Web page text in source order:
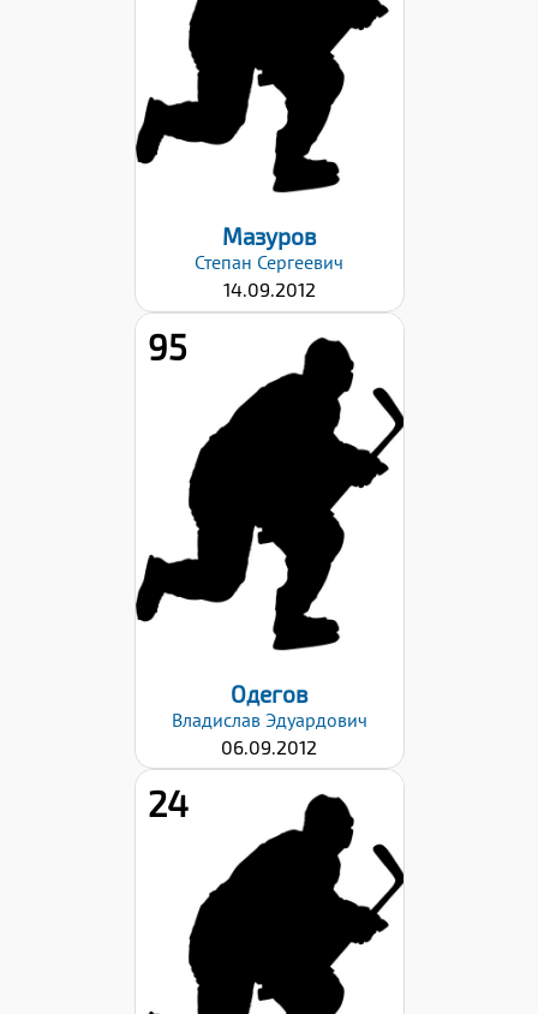
Левый
Дата заявки:
06.09.2024
Мазуров
Степан Сергеевич
14.09.2012
95
Рост:
Правый
Дата заявки:
06.09.2024
Одегов
Владислав Эдуардович
06.09.2012
24
Рост:
Левый